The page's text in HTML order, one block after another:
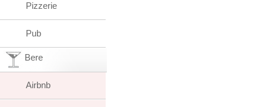
Pizzerie
Pub
Bere
Airbnb